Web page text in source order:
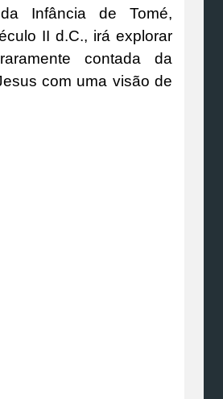
Infância de Tomé,
II d.C., irá explorar
contada da
com uma visão de